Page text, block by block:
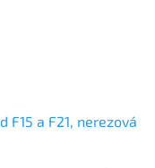
F15 a F21, nerezová